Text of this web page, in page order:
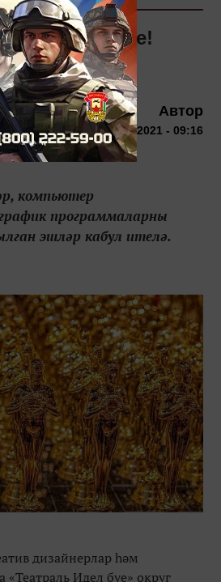
бәйге!
Автор
10 декабря 2021 - 09:16
компьютер
программаларны
эшләр кабул ителә.
дизайнерлар һәм
«Театраль Идел буе» округ